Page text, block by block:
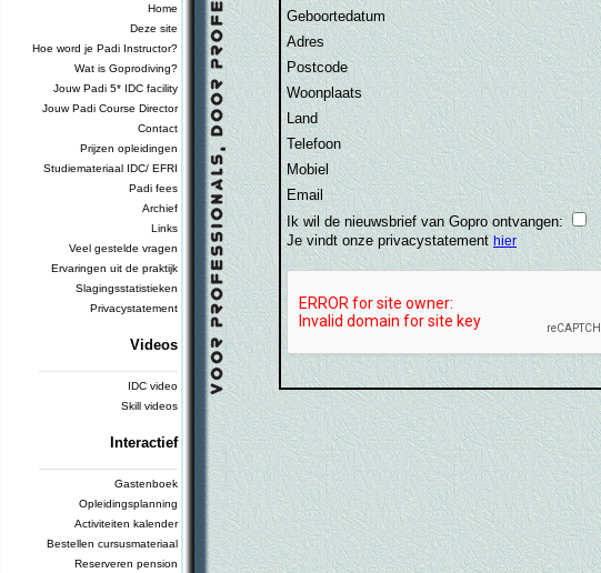
Home
Deze site
Hoe word je Padi Instructor?
Wat is Goprodiving?
Jouw Padi 5* IDC facility
Jouw Padi Course Director
Contact
Prijzen opleidingen
Studiemateriaal IDC/ EFRI
Padi fees
Archief
Links
Veel gestelde vragen
Ervaringen uit de praktijk
Slagingsstatistieken
Privacystatement
Videos
IDC video
Skill videos
Interactief
Gastenboek
Opleidingsplanning
Activiteiten kalender
Bestellen cursusmateriaal
Reserveren pension
Geboortedatum
Adres
Postcode
Woonplaats
Land
Telefoon
Mobiel
Email
Ik wil de nieuwsbrief van Gopro ontvangen:
Je vindt onze privacystatement hier